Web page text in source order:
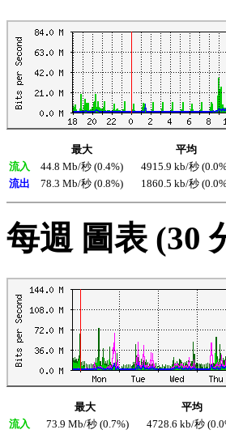
最大 平均
流入
44.8 Mb/秒 (0.4%) 4915.9 kb/秒
流出
78.3 Mb/秒 (0.8%) 1860.5 kb/秒
每週 圖表 (30
最大 平均
流入
73.9 Mb/秒 (0.7%) 4728.6 kb/秒